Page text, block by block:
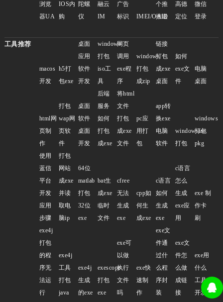
浏览
器UA
IOS内
购
陀螺
仪
融云
IM
广告
标识
IMEI/OAID
个推
推送
高德
定位
微信
登录
工具推荐
macos
开发
h5打
包exe
桌面
应用
软件
开发
windows
打包
iso工
具
网页
调用
exe程
序
windows
打包
成zip
链接
打包
成exe
桌面
如何
exe文
件
电脑
桌面
html网
页制
作
打包
wap网
页软
件
桌面
软件
桌面
开发
后端
服务
如何
打包
成exe
将html
文件
打包
成exe
文件
pc应
用打
包
app转
换exe
电脑
软件
windowstar
打包
windows
打包
pkg
使用
蓝信
平台
开发
应用
步骤
打包
网站
成exe
并读
取电
脑ip
64位
matlab
打包
32位
exe
bat生
成exe
临时
文件
cfree
无法
生成
exe
cpp如
何生
成exe
c语言
如何
生成
exe
c语言
怎么
生成
exe应
用
exe 制
作卡
刷
exe4j
打包
的程
序无
法运
行
exe4j
工具
打包
java
exe4j
生成
的exe
exescope
打包
exe
exe可
以做
执行
文件
吗
exe快
速制
作
exe文
件通
过什
么程
序封
装
exe文
件怎
么做
成链
接
exe用
什么
工具
开发